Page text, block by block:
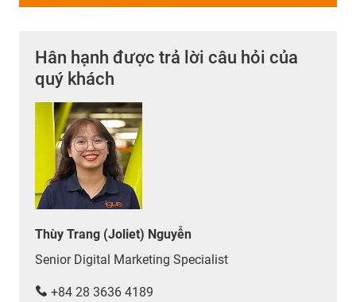
Hân hạnh được trả lời câu hỏi của
quý khách
Thùy Trang (Joliet) Nguyễn
Senior Digital Marketing Specialist
+84 28 3636 4189